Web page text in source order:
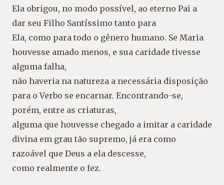
Ela obrigou, no modo possível, ao eterno Pai a
dar seu Filho Santíssimo tanto para
Ela, como para todo o gênero humano. Se Maria
houvesse amado menos, e sua caridade tivesse
alguma falha,
não haveria na natureza a necessária disposição
para o Verbo se encarnar. Encontrando-se,
porém, entre as criaturas,
alguma que houvesse chegado a imitar a caridade
divina em grau tão supremo, já era como
razoável que Deus a ela descesse,
como realmente o fez.